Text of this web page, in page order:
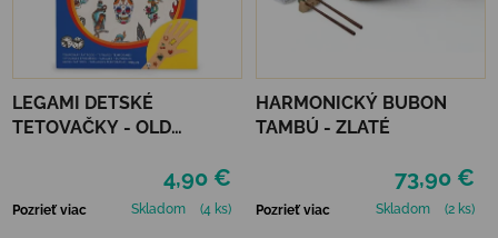
LEGAMI DETSKÉ
TETOVAČKY - OLD
4,90 €
Pozrieť viac Skladom (4 ks)
HARMONICKÝ BUBON
TAMBÚ - ZLATÉ
73,90 €
Pozrieť viac Skladom (2 ks)